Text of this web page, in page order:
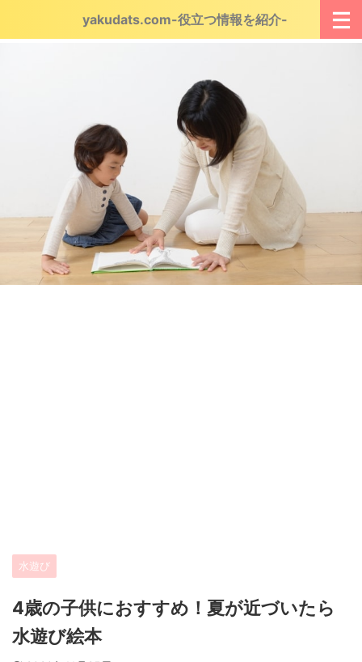
yakudats.com-役立つ情報を紹介-
水遊び
4歳の子供におすすめ！夏が近づいたら
水遊び絵本